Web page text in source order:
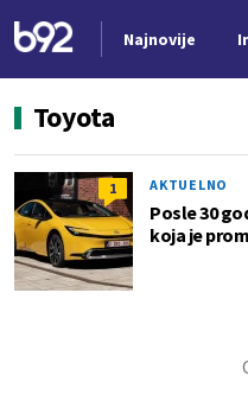
Najnovije
Toyota
1 AKTUELNO
Posle 30
koja je